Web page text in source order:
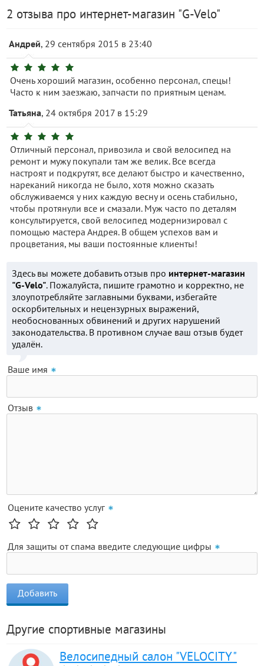
2 отзыва про интернет-магазин "G-Velo"
Андрей, 29 сентября 2015 в 23:40
Очень хороший магазин, особенно персонал, спецы!
Часто к ним заезжаю, запчасти по приятным ценам.
Татьяна, 24 октября 2017 в 15:29
Отличный персонал, привозила и свой велосипед на
ремонт и мужу покупали там же велик. Все всегда
настроят и подкрутят, все делают быстро и качественно,
нареканий никогда не было, хотя можно сказать
обслуживаемся у них каждую весну и осень стабильно,
чтобы протянули все и смазали. Муж часто по деталям
консультируется, свой велосипед модернизировал с
помощью мастера Андрея. В общем успехов вам и
процветания, мы ваши постоянные клиенты!
Здесь вы можете добавить отзыв про интернет-магазин
"G-Velo". Пожалуйста, пишите грамотно и корректно, не
злоупотребляйте заглавными буквами, избегайте
оскорбительных и нецензурных выражений,
необоснованных обвинений и других нарушений
законодательства. В противном случае ваш отзыв будет
удалён.
Ваше имя
Отзыв
Оцените качество услуг
Для защиты от спама введите следующие цифры
Другие спортивные магазины
Велосипедный салон "VELOCITY"